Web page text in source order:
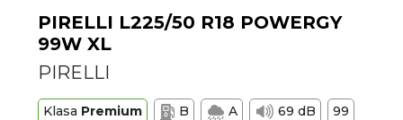
PIRELLI L225/50 R18 POWERGY
99W XL
PIRELLI
Klasa Premium B A 69 dB
99